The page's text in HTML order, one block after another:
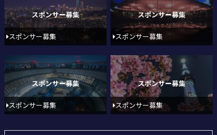
スポンサー募集 スポンサー募集
スポンサー募集 スポンサー募集